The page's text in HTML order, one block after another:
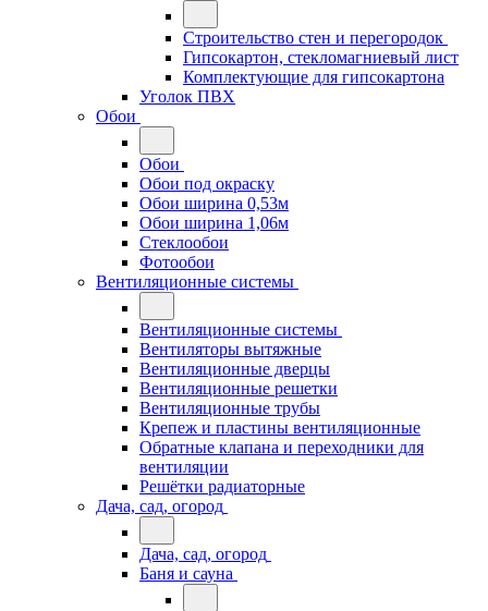
Строительство стен и перегородок
Гипсокартон, стекломагниевый лист
Комплектующие для гипсокартона
Уголок ПВХ
Обои
Обои
Обои под окраску
Обои ширина 0,53м
Обои ширина 1,06м
Стеклообои
Фотообои
Вентиляционные системы
Вентиляционные системы
Вентиляторы вытяжные
Вентиляционные дверцы
Вентиляционные решетки
Вентиляционные трубы
Крепеж и пластины вентиляционные
Обратные клапана и переходники для
вентиляции
Решётки радиаторные
Дача, сад, огород
Дача, сад, огород
Баня и сауна